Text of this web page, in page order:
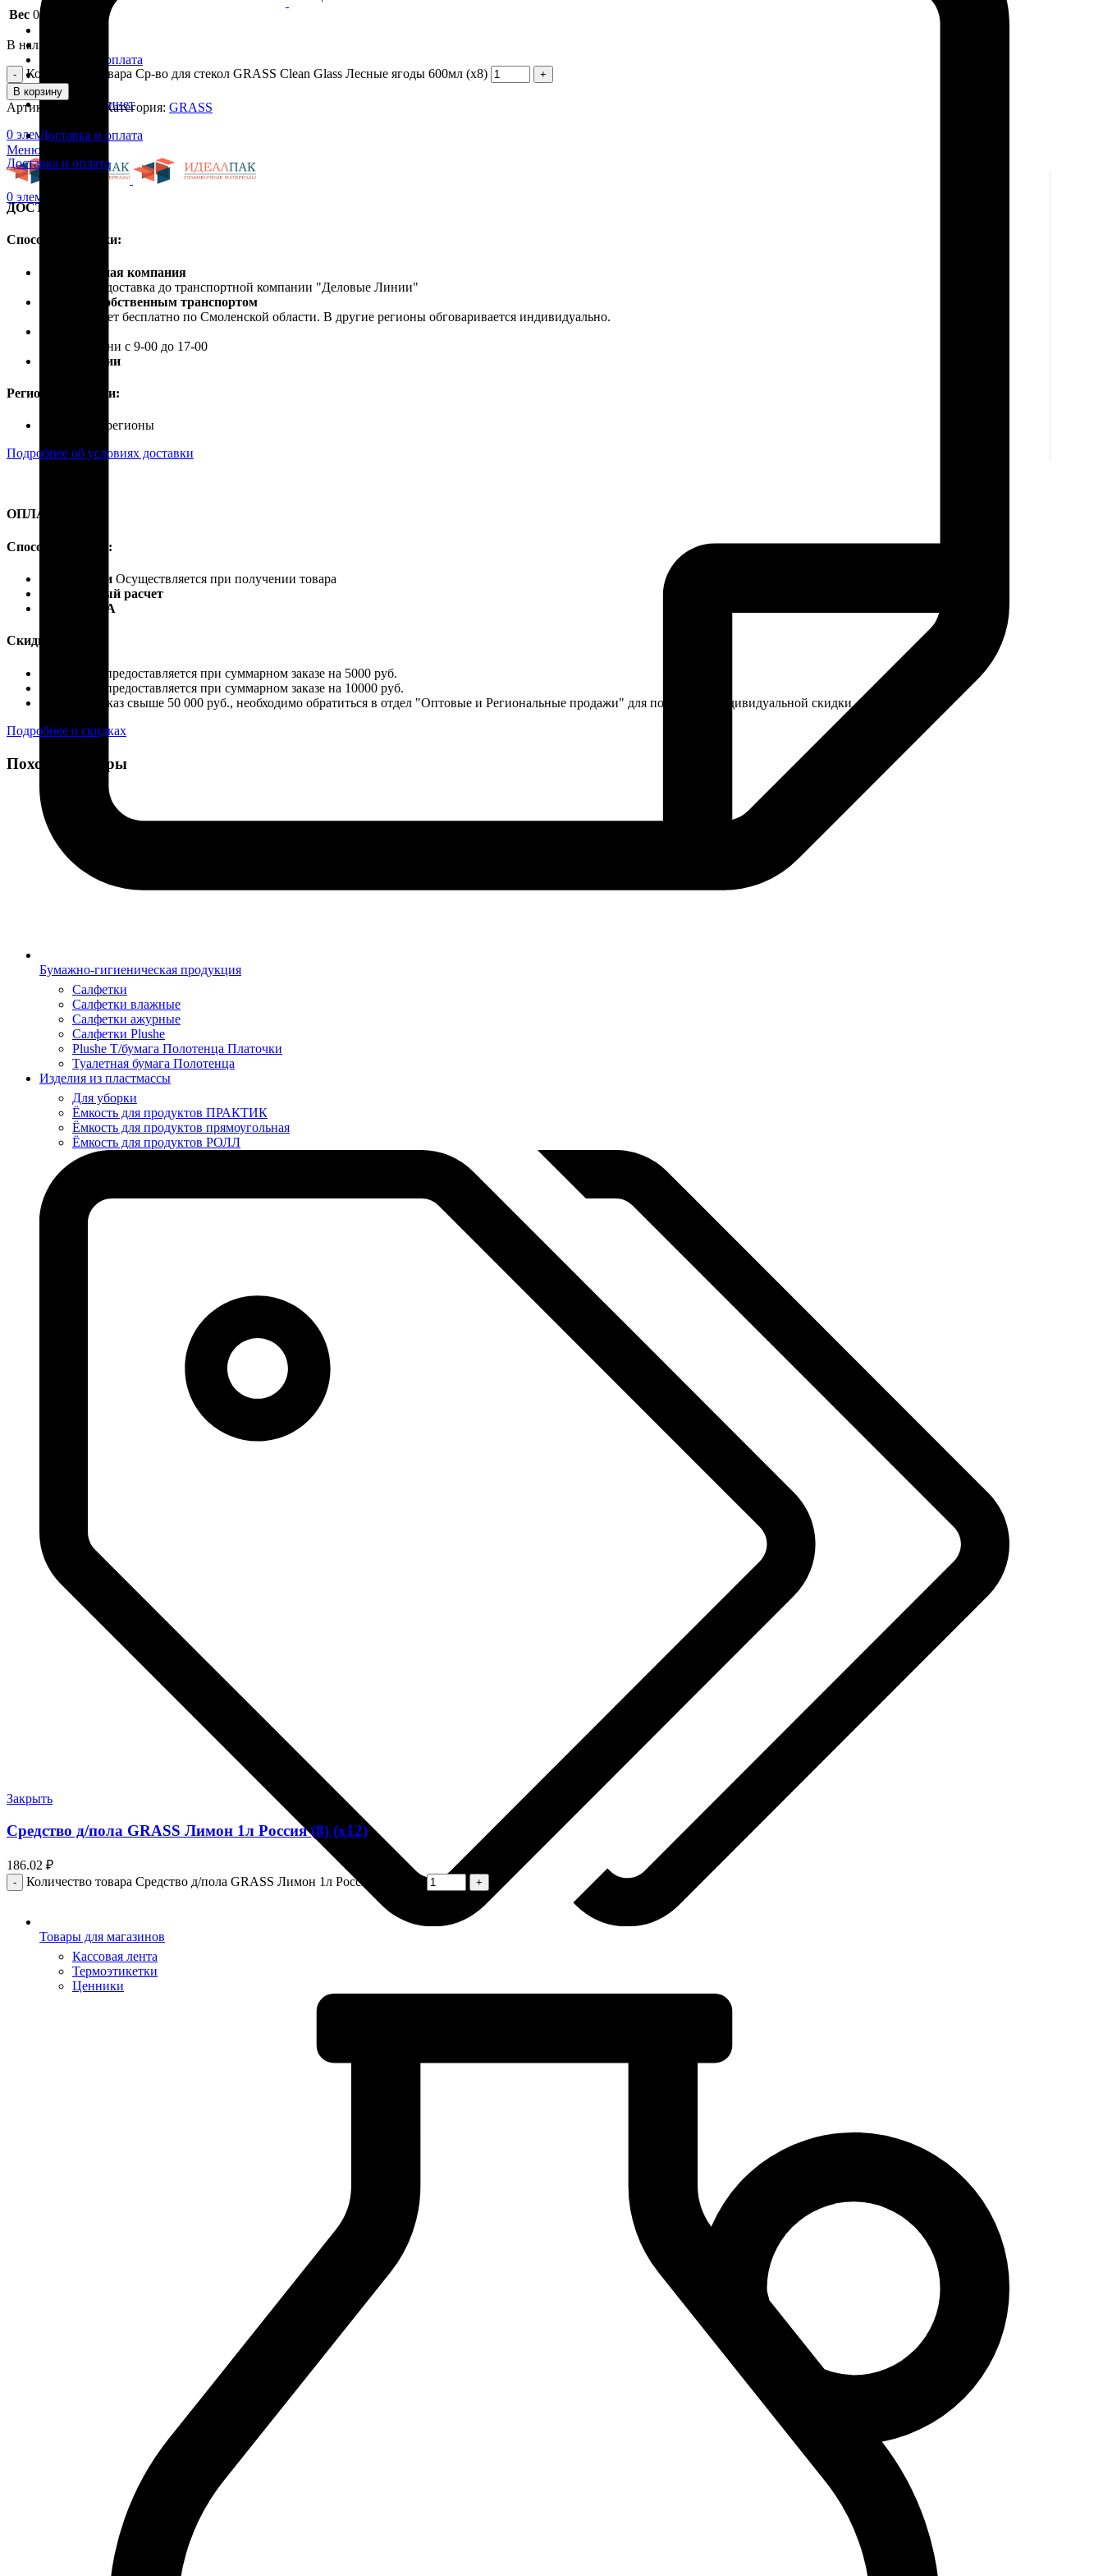
Доставка и оплата
Контакты
Личный кабинет
0 элемент / 0.00₽
Меню
0 элемент
Бумажно-гигиеническая продукция
Салфетки
Салфетки влажные
Салфетки ажурные
Салфетки Plushe
Plushe Т/бумага Полотенца Платочки
Туалетная бумага Полотенца
Изделия из пластмассы
Для уборки
Ёмкость для продуктов ПРАКТИК
Ёмкость для продуктов прямоугольная
Ёмкость для продуктов РОЛЛ
Товары для магазинов
Кассовая лента
Термоэтикетки
Ценники
Вес 0.678 кг
В наличии
Количество товара Ср-во для стекол GRASS Clean Glass Лесные ягоды 600мл (х8)
В корзину
Артикул: Категория: GRASS
Доставка и оплата
Доставка и оплата
ДОСТАВКА
Способы доставки:
Транспортная компания
Бесплатная доставка до транспортной компании "Деловые Линии"
Доставка собственным транспортом
Осуществляет бесплатно по Смоленской области. В другие регионы обговаривается индивидуально.
В рабочие дни с 9-00 до 17-00
Почта России
Регионы доставки:
Россия, все регионы
Подробнее об условиях доставки
ОПЛАТА
Способы оплаты:
Наличными Осуществляется при получении товара
Безналичный расчет
Карты VISA
Скидки:
Скидка 4% предоставляется при суммарном заказе на 5000 руб.
Скидка 7% предоставляется при суммарном заказе на 10000 руб.
Если ваш заказ свыше 50 000 руб., необходимо обратиться в отдел "Оптовые и Региональные продажи" для получения индивидуальной скидки.
Подробнее о скидках
Похожие товары
Закрыть
Средство д/пола GRASS Лимон 1л Россия (8) (х12)
186.02 ₽
Количество товара Средство д/пола GRASS Лимон 1л Россия (8) (х12)